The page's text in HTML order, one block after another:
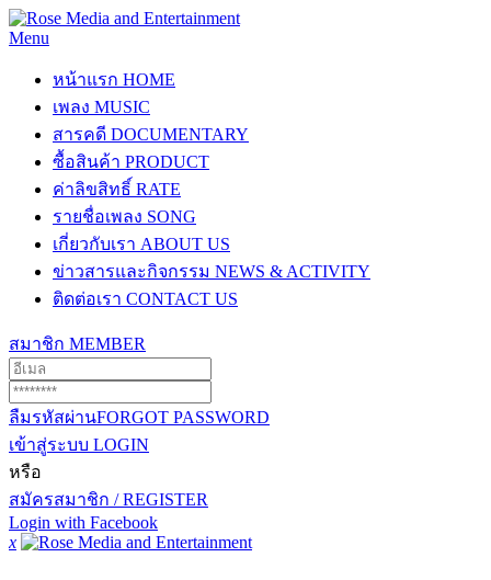
Menu
หน้าแรก HOME
เพลง MUSIC
สารคดี DOCUMENTARY
ซื้อสินค้า PRODUCT
ค่าลิขสิทธิ์ RATE
รายชื่อเพลง SONG
เกี่ยวกับเรา ABOUT US
ข่าวสารและกิจกรรม NEWS & ACTIVITY
ติดต่อเรา CONTACT US
สมาชิก MEMBER
ลืมรหัสผ่านFORGOT PASSWORD
เข้าสู่ระบบ LOGIN
หรือ
สมัครสมาชิก / REGISTER
Login with Facebook
x